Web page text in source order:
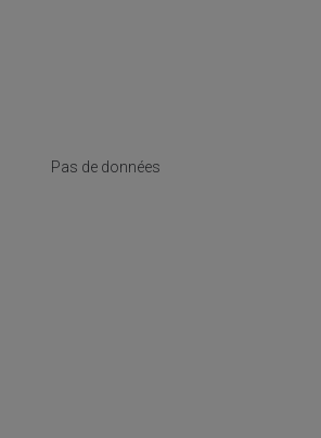
Pas de données